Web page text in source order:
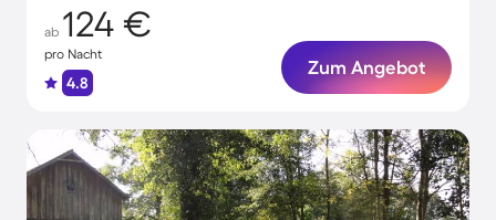
ab 124 €
pro Nacht
4.8
Zum Angebot